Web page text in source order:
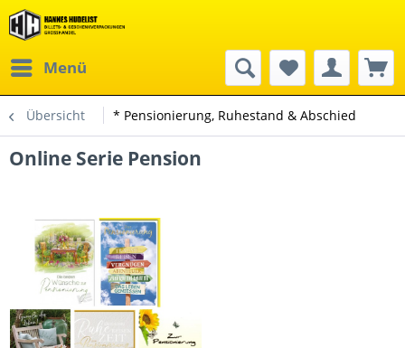
Menü
Übersicht * Pensionierung, Ruhestand & Abschied
Online Serie Pension